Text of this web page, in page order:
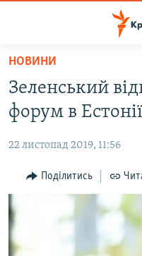
Перейти
основного
матеріалу
Перейти
до
навігації
Перейти
до
пошуку
ВОДА.КРИМ
ВІДЕО ТА ФОТО
ПОЛІТИКА
БЛОГИ
ІНТЕРВ'Ю
ВСЕ ЗА ДЕНЬ
НОВИНИ
Зеленський
форум в
22 листопад 2019, 11:56
Поділитись